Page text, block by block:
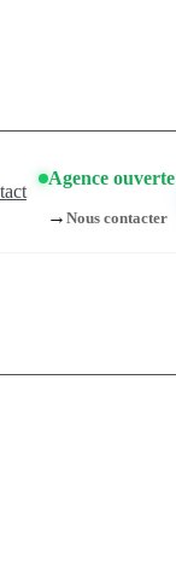
Agence ouverte
→ Nous contacter